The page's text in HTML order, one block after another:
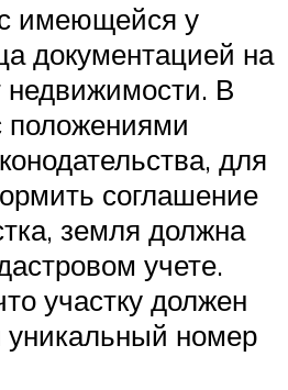
имеющейся у
документацией на
В
положениями
для
соглашение
земля должна
учете.
участку должен
уникальный номер